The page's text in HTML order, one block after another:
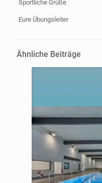
Sportliche Grüße
Eure Übungsleiter
Ähnliche Beiträge